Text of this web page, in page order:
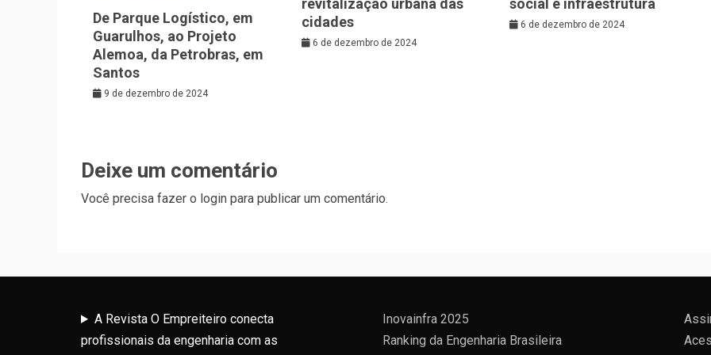
De Parque Logístico, em
Guarulhos, ao Projeto
Alemoa, da Petrobras, em
Santos
9 de dezembro de 2024
cidades
6 de dezembro de 2024
6 de dezembro de 2024
Deixe um comentário
Você precisa fazer o login para publicar um comentário.
A Revista O Empreiteiro conecta
profissionais da engenharia com as
Inovainfra 2025
Ranking da Engenharia Brasileira